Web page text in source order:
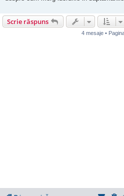
Scrie răspuns
4 mesaje •